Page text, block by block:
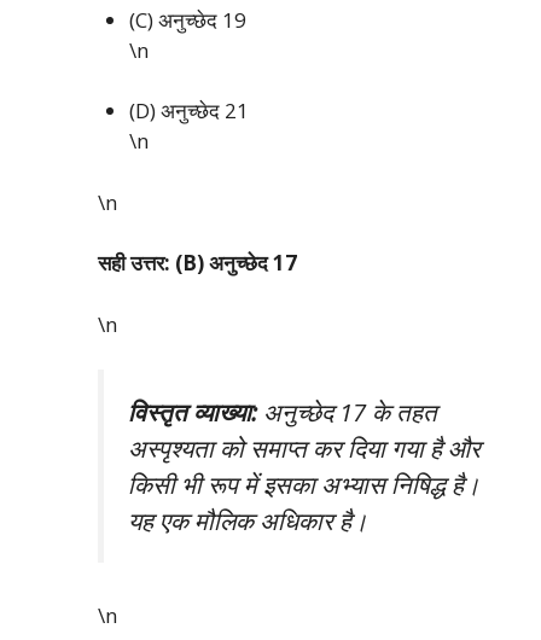
(C) अनुच्छेद 19
\n
(D) अनुच्छेद 21
\n
\n
सही उत्तर: (B) अनुच्छेद 17
\n
विस्तृत व्याख्या:अनुच्छेद 17 के तहत
अस्पृश्यता को समाप्त कर दिया गया है और
किसी भी रूप में इसका अभ्यास निषिद्ध है।
यह एक मौलिक अधिकार है।
\n